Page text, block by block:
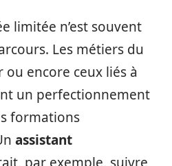
limitée n’est souvent
Les métiers du
ou encore ceux liés à
un perfectionnement
formations
assistant